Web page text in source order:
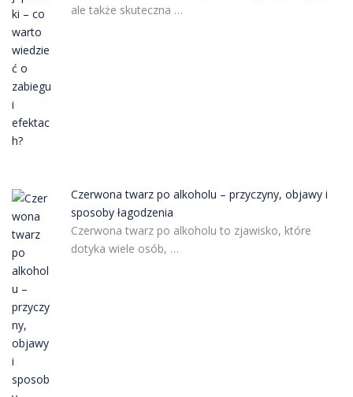
ale także skuteczna …
Czerwona twarz po alkoholu – przyczyny, objawy i
sposoby łagodzenia
Czerwona twarz po alkoholu to zjawisko, które
dotyka wiele osób, …